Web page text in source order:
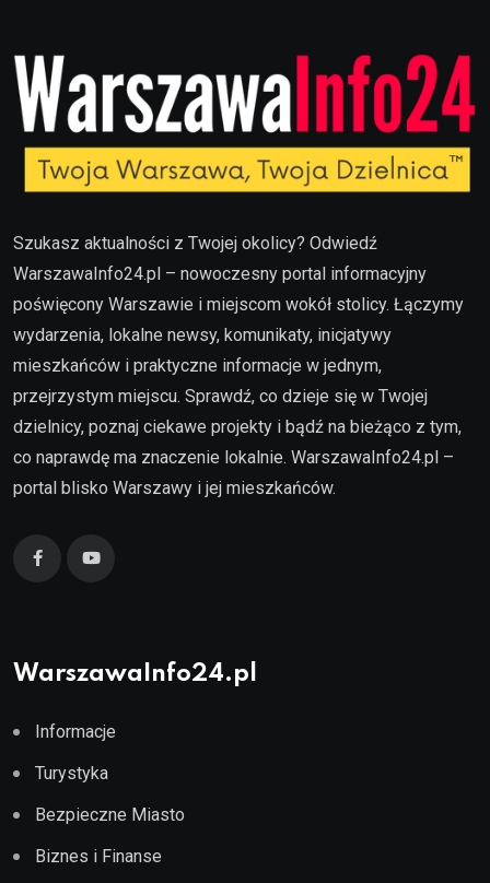
Szukasz aktualności z Twojej okolicy? Odwiedź
WarszawaInfo24.pl – nowoczesny portal informacyjny
poświęcony Warszawie i miejscom wokół stolicy. Łączymy
wydarzenia, lokalne newsy, komunikaty, inicjatywy
mieszkańców i praktyczne informacje w jednym,
przejrzystym miejscu. Sprawdź, co dzieje się w Twojej
dzielnicy, poznaj ciekawe projekty i bądź na bieżąco z tym,
co naprawdę ma znaczenie lokalnie. WarszawaInfo24.pl –
portal blisko Warszawy i jej mieszkańców.
WarszawaInfo24.pl
Informacje
Turystyka
Bezpieczne Miasto
Biznes i Finanse